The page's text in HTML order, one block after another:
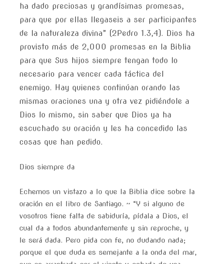
ha dado preciosas y grandísimas promesas,
para que por ellas llegaseis a ser participantes
de la naturaleza divina” (2Pedro 1.3,4). Dios ha
provisto más de 2,000 promesas en la Biblia
para que Sus hijos siempre tengan todo lo
necesario para vencer cada táctica del
enemigo. Hay quienes continúan orando las
mismas oraciones una y otra vez pidiéndole a
Dios lo mismo, sin saber que Dios ya ha
escuchado su oración y les ha concedido las
cosas que han pedido.
Dios siempre da
Echemos un vistazo a lo que la Biblia dice sobre la
oración en el libro de Santiago. ~ “Y si alguno de
vosotros tiene falta de sabiduría, pídala a Dios, el
cual da a todos abundantemente y sin reproche, y
le será dada. Pero pida con fe, no dudando nada;
porque el que duda es semejante a la onda del mar,